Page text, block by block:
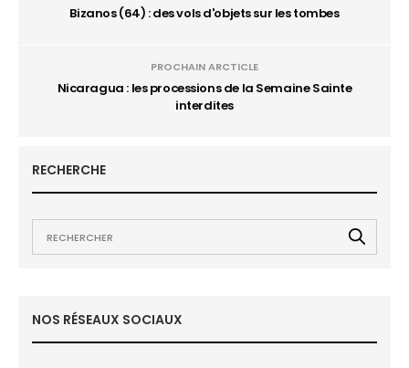
Bizanos (64) : des vols d'objets sur les tombes
PROCHAIN ARCTICLE
Nicaragua : les processions de la Semaine Sainte
interdites
RECHERCHE
NOS RÉSEAUX SOCIAUX